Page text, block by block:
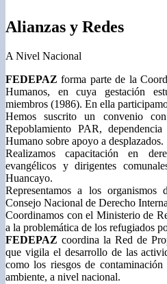
Alianzas y Redes
A Nivel Nacional
FEDEPAZ forma parte de la
Humanos, en cuya gestación
miembros (1986). En ella
Hemos suscrito un convenio
Repoblamiento PAR,
Humano sobre apoyo a desplazados.
Realizamos capacitación en
evangélicos y dirigentes
Huancayo.
Representamos a los organismos
Consejo Nacional de Derecho
Coordinamos con el Ministerio de
a la problemática de los refugiados
FEDEPAZ coordina la Red de
que vigila el desarrollo de las
como los riesgos de
ambiente, a nivel nacional.